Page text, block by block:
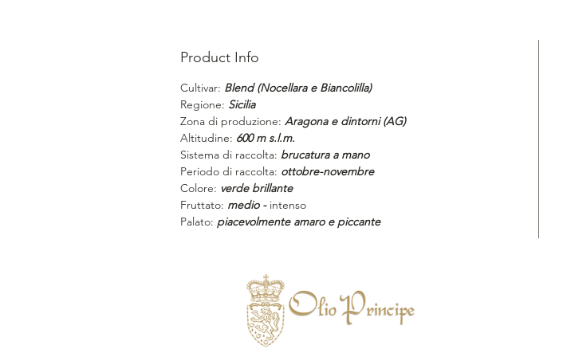
Product Info
Cultivar: Blend (Nocellara e Biancolilla)
Regione: Sicilia
Zona di produzione: Aragona e dintorni (AG)
Altitudine: 600 m s.l.m.
Sistema di raccolta: brucatura a mano
Periodo di raccolta: ottobre-novembre
Colore: verde brillante
Fruttato: medio - intenso
Palato: piacevolmente amaro e piccante